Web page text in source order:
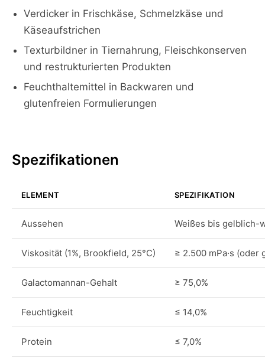
Verdicker in Frischkäse, Schmelzkäse und
Käseaufstrichen
Texturbildner in Tiernahrung, Fleischkonserven
und restrukturierten Produkten
Feuchthaltemittel in Backwaren und
glutenfreien Formulierungen
Spezifikationen
ELEMENT SPEZIFIKATION
Aussehen Weißes bis gelblich-
Viskosität (1%, Brookfield, 25°C) ≥ 2.500 mPa·s (oder
Galactomannan-Gehalt ≥ 75,0%
Feuchtigkeit ≤ 14,0%
Protein ≤ 7,0%